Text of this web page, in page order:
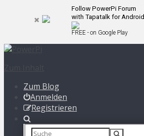
Follow PowerPi Forum
with Tapatalk for Android
FREE - on Google Play
Zum Blog
Anmelden
Registrieren